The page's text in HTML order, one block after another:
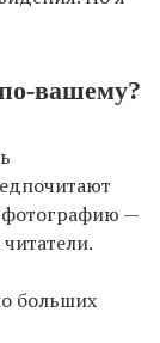
вашему?
—
больших